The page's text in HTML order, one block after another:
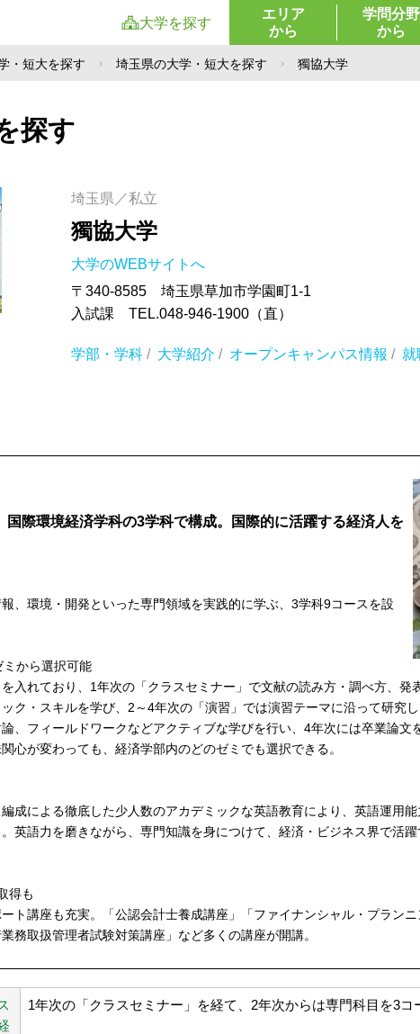
大学を探す
エリア
から
学問分野
から
・短大を探す 埼玉県の大学・短大を探す 獨協大学
探す
埼玉県／私立
獨協大学
大学のWEBサイトへ
〒340-8585 埼玉県草加市学園町1-1
入試課 TEL.048-946-1900（直）
学部・学科/ 大学紹介 / オープンキャンパス情報 / 就
国際環境経済学科の3学科で構成。国際的に活躍する経済人を
、環境・開発といった専門領域を実践的に学ぶ、3学科9コースを設
から選択可能
入れており、1年次の「クラスセミナー」で文献の読み方・調べ方、発
ク・スキルを学び、2～4年次の「演習」では演習テーマに沿って研究し
、フィールドワークなどアクティブな学びを行い、4年次には卒業論文
心が変わっても、経済学部内のどのゼミでも選択できる。
成による徹底した少人数のアカデミックな英語教育により、英語運用
英語力を磨きながら、専門知識を身につけて、経済・ビジネス界で活
得も
ト講座も充実。「公認会計士養成講座」「ファイナンシャル・プラン
務取扱管理者試験対策講座」など多くの講座が開講。
1年次の「クラスセミナー」を経て、2年次からは専門科目を3コ